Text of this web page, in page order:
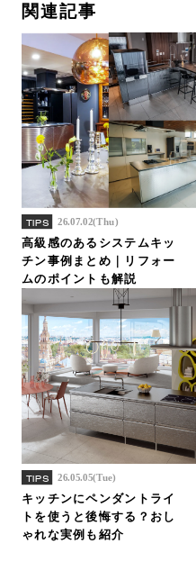
関連記事
TIPS 26.07.02(Thu)
高級感のあるシステムキッ
チン事例まとめ｜リフォー
ムのポイントも解説
TIPS 26.05.05(Tue)
キッチンにペンダントライ
トを使うと後悔する？おし
ゃれな実例も紹介